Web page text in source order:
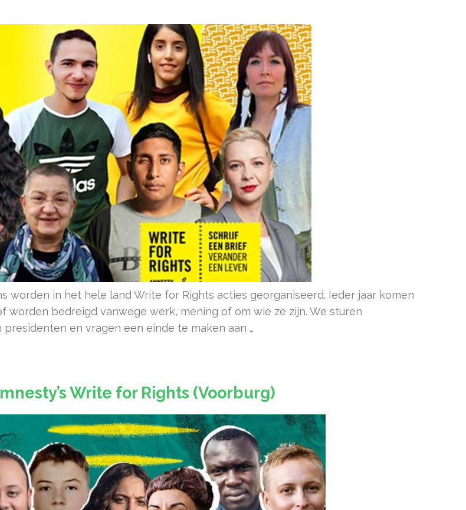
worden in het hele land Write for Rights acties georganiseerd. Ieder jaar komen
bedreigd vanwege werk, mening of om wie ze zijn. We sturen
en vragen een einde te maken aan …
Write for Rights (Voorburg)